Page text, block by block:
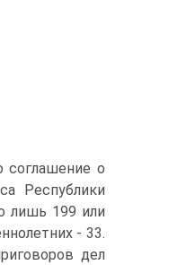
соглашение о
Республики
лишь 199 или
- 33.
дел